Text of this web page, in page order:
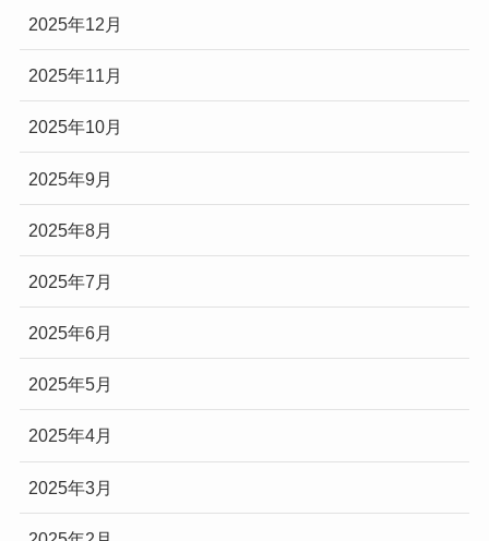
2025年12月
2025年11月
2025年10月
2025年9月
2025年8月
2025年7月
2025年6月
2025年5月
2025年4月
2025年3月